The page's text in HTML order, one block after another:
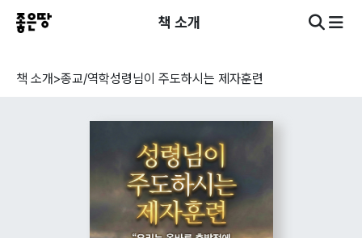
책 소개
책 소개>종교/역학성령님이 주도하시는 제자훈련